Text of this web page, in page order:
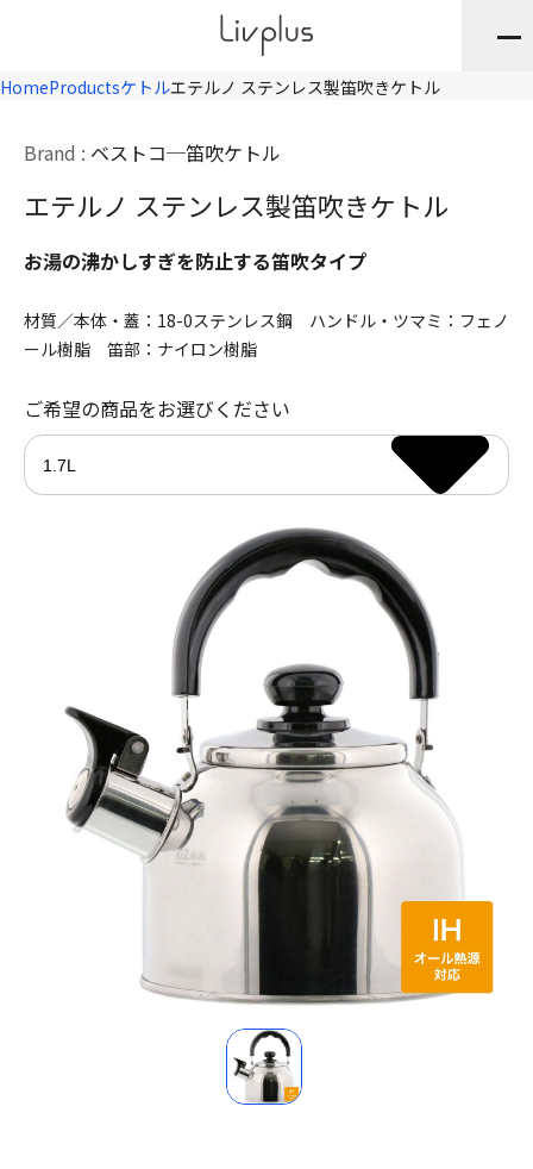
HomeProductsケトルエテルノ ステンレス製笛吹きケトル
Brand : ベストコ 笛吹ケトル
エテルノ ステンレス製笛吹きケトル
お湯の沸かしすぎを防止する笛吹タイプ
材質／本体・蓋：18-0ステンレス鋼 ハンドル・ツマミ：フェノ
ール樹脂 笛部：ナイロン樹脂
ご希望の商品をお選びください